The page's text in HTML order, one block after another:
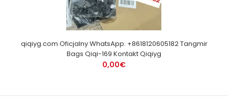
qiqiyg.com Oficjalny WhatsApp: +8618120605182 Tangmir
Bags Qiqi-169 Kontakt Qiqiyg
0,00€